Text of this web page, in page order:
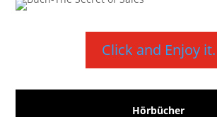
Click and Enjoy it.
Hörbücher